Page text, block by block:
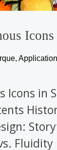
,
Icons in